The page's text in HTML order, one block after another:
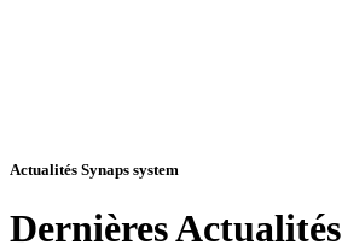
Actualités Synaps system
DernièresActualités